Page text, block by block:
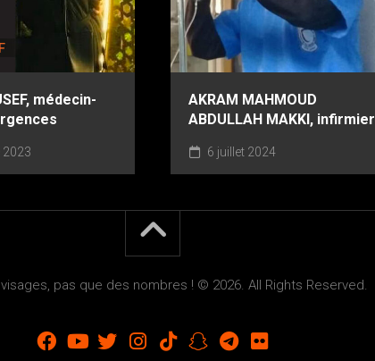
médecin-
2023
AKRAM MAHMOUD
ABDULLAH MAKKI, infirmier
6 juillet 2024
pas que des nombres ! © 2026. All Rights Reserved.